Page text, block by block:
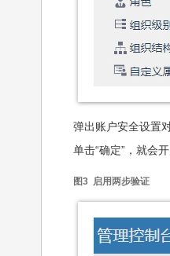
弹出账户安全设置
单击“确定”，就会
图3 启用两步验证